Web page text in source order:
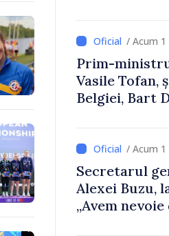
/ Acum 1
Prim-
Vasile
Belgiei, Bart
/ Acum 1
Secretarul
Alexei Buzu,
„Avem